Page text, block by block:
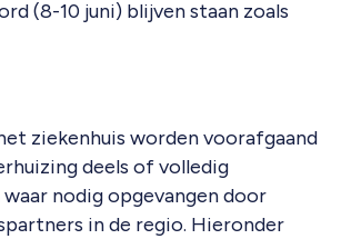
(8-10 juni) blijven staan zoals
ziekenhuis worden voorafgaand
deels of volledig
nodig opgevangen door
in de regio. Hieronder